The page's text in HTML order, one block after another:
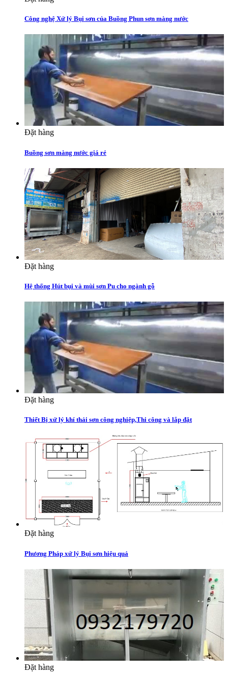
Công nghệ Xử lý Bụi sơn của Buồng Phun sơn màng nước
Đặt hàng
Buồng sơn màng nước giá rẻ
Đặt hàng
Hệ thống Hút bụi và mùi sơn Pu cho ngành gỗ
Đặt hàng
Thiết Bị xử lý khí thải sơn công nghiệp,Thi công và lắp đặt
Đặt hàng
Phương Pháp xử lý Bụi sơn hiệu quả
Đặt hàng